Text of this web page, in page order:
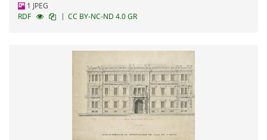
1 JPEG
RDF
| CC BY-NC-ND 4.0 GR